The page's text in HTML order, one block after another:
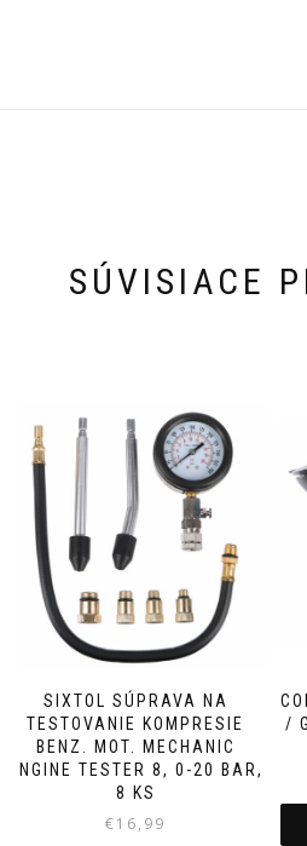
SÚVISIACE
SIXTOL SÚPRAVA NA
TESTOVANIE KOMPRESIE
BENZ. MOT. MECHANIC
ENGINE TESTER 8, 0-20 BAR,
8 KS
€16,99
/